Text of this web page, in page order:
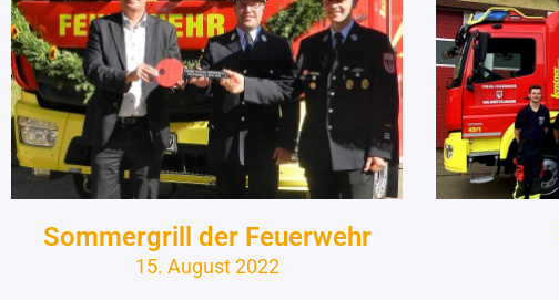
Sommergrill der Feuerwehr
15. August 2022